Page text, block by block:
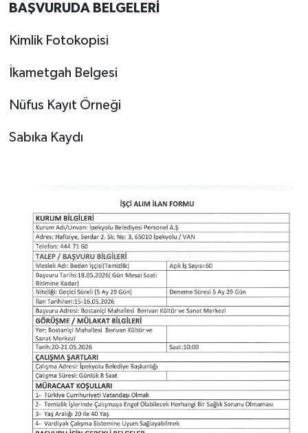
BAŞVURUDA BELGELERİ
Kimlik Fotokopisi
İkametgah Belgesi
Nüfus Kayıt Örneği
Sabıka Kaydı